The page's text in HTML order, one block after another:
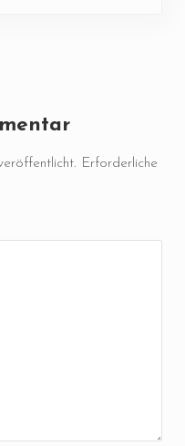
Erforderliche